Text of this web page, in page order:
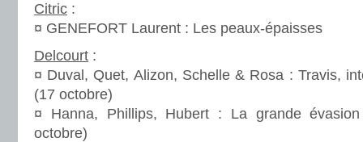
Citric :
¤ GENEFORT Laurent : Les peaux-épaisses
Delcourt :
¤ Duval, Quet, Alizon, Schelle & Rosa : Travis,
(17 octobre)
¤ Hanna, Phillips, Hubert : La grande
octobre)